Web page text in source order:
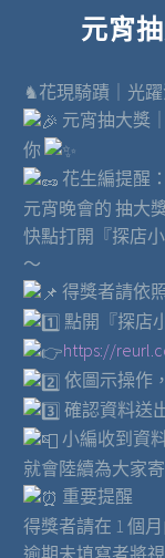
元宵
♞花現騎蹟｜光
元宵抽大獎
你
花生編提醒：
元宵晚會的 抽大
快點打開『探店
～
得獎者請依
點開『探店
https://
依圖示操作
確認資料送
小編收到資
就會陸續為大家
重要提醒
得獎者請在 1 個
逾期未填寫者將